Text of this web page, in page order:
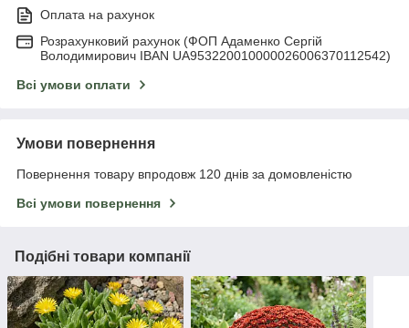
Оплата на рахунок
Розрахунковий рахунок (ФОП Адаменко Сергій
Володимирович IBAN UA953220010000026006370112542)
Всі умови оплати
Умови повернення
Повернення товару впродовж 120 днів за домовленістю
Всі умови повернення
Подібні товари компанії